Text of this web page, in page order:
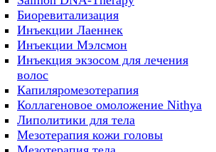
Биоревитализация
Инъекции Лаеннек
Инъекции Мэлсмон
Инъекция экзосом для лечения
волос
Капиляромезотерапия
Коллагеновое омоложение Nithya
Липолитики для тела
Мезотерапия кожи головы